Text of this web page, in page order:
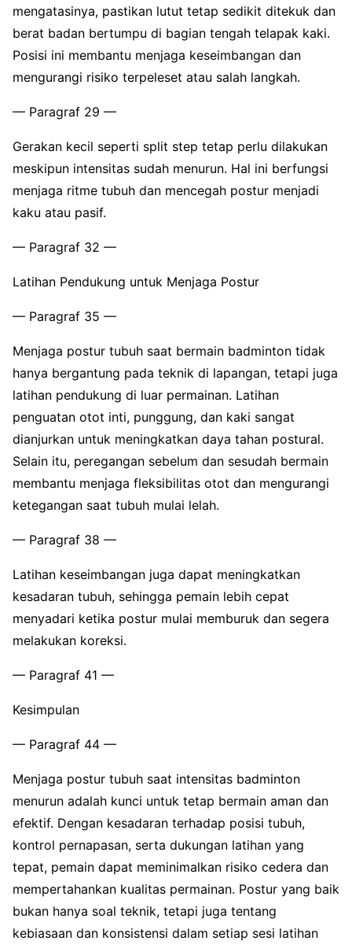
mengatasinya, pastikan lutut tetap sedikit ditekuk dan
berat badan bertumpu di bagian tengah telapak kaki.
Posisi ini membantu menjaga keseimbangan dan
mengurangi risiko terpeleset atau salah langkah.
— Paragraf 29 —
Gerakan kecil seperti split step tetap perlu dilakukan
meskipun intensitas sudah menurun. Hal ini berfungsi
menjaga ritme tubuh dan mencegah postur menjadi
kaku atau pasif.
— Paragraf 32 —
Latihan Pendukung untuk Menjaga Postur
— Paragraf 35 —
Menjaga postur tubuh saat bermain badminton tidak
hanya bergantung pada teknik di lapangan, tetapi juga
latihan pendukung di luar permainan. Latihan
penguatan otot inti, punggung, dan kaki sangat
dianjurkan untuk meningkatkan daya tahan postural.
Selain itu, peregangan sebelum dan sesudah bermain
membantu menjaga fleksibilitas otot dan mengurangi
ketegangan saat tubuh mulai lelah.
— Paragraf 38 —
Latihan keseimbangan juga dapat meningkatkan
kesadaran tubuh, sehingga pemain lebih cepat
menyadari ketika postur mulai memburuk dan segera
melakukan koreksi.
— Paragraf 41 —
Kesimpulan
— Paragraf 44 —
Menjaga postur tubuh saat intensitas badminton
menurun adalah kunci untuk tetap bermain aman dan
efektif. Dengan kesadaran terhadap posisi tubuh,
kontrol pernapasan, serta dukungan latihan yang
tepat, pemain dapat meminimalkan risiko cedera dan
mempertahankan kualitas permainan. Postur yang baik
bukan hanya soal teknik, tetapi juga tentang
kebiasaan dan konsistensi dalam setiap sesi latihan